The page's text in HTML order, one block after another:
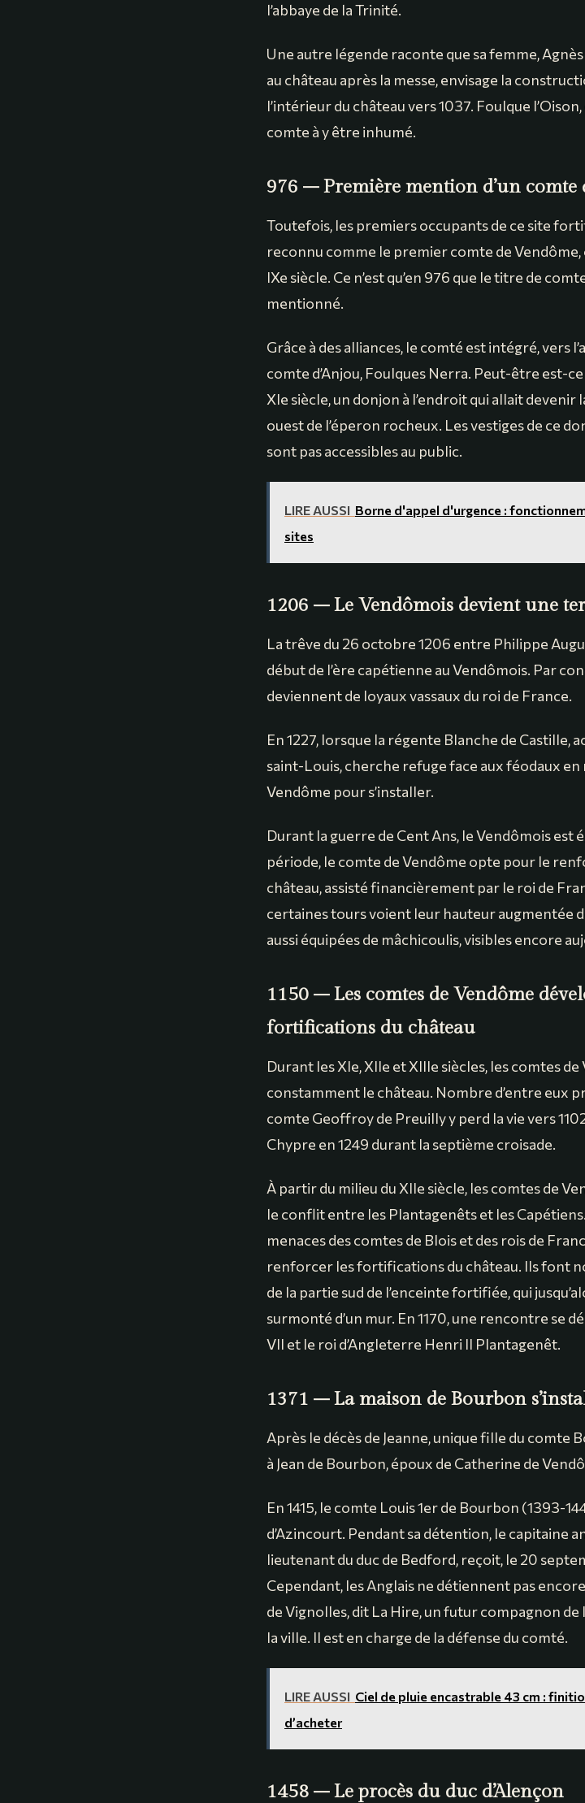
l’abbaye de la Trinité.
Une autre légende raconte que sa femme,
au château après la messe, envisage la
l’intérieur du château vers 1037. Foulque
comte à y être inhumé.
976 – Première mention d’un comte
Toutefois, les premiers occupants de ce site
reconnu comme le premier comte de
IXe siècle. Ce n’est qu’en 976 que le titre de
mentionné.
Grâce à des alliances, le comté est intégré, vers
comte d’Anjou, Foulques Nerra. Peut-être est-
XIe siècle, un donjon à l’endroit qui allait
ouest de l’éperon rocheux. Les vestiges de ce
sont pas accessibles au public.
LIRE AUSSI Borne d'appel d'urgence :
sites
1206 – Le Vendômois devient une
La trêve du 26 octobre 1206 entre Philippe
début de l’ère capétienne au Vendômois. Par
deviennent de loyaux vassaux du roi de France.
En 1227, lorsque la régente Blanche de Castille,
saint-Louis, cherche refuge face aux féodaux
Vendôme pour s’installer.
Durant la guerre de Cent Ans, le Vendômois
période, le comte de Vendôme opte pour le
château, assisté financièrement par le roi de
certaines tours voient leur hauteur augmentée
aussi équipées de mâchicoulis, visibles encore
1150 – Les comtes de Vendôme
fortifications du château
Durant les XIe, XIIe et XIIIe siècles, les comtes
constamment le château. Nombre d’entre eux
comte Geoffroy de Preuilly y perd la vie vers
Chypre en 1249 durant la septième croisade.
À partir du milieu du XIIe siècle, les comtes de
le conflit entre les Plantagenêts et les
menaces des comtes de Blois et des rois de
renforcer les fortifications du château. Ils font
de la partie sud de l’enceinte fortifiée, qui
surmonté d’un mur. En 1170, une rencontre se
VII et le roi d’Angleterre Henri II Plantagenêt.
1371 – La maison de Bourbon
Après le décès de Jeanne, unique fille du comte
à Jean de Bourbon, époux de Catherine de
En 1415, le comte Louis 1er de Bourbon (1393-
d’Azincourt. Pendant sa détention, le capitaine
lieutenant du duc de Bedford, reçoit, le 20
Cependant, les Anglais ne détiennent pas
de Vignolles, dit La Hire, un futur compagnon
la ville. Il est en charge de la défense du comté.
LIRE AUSSI Ciel de pluie encastrable 43 cm :
d’acheter
1458 – Le procès du duc d’Alençon